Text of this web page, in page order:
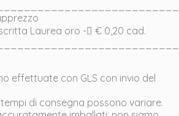
Laurea oro - € 0,20 cad.
effettuate con GLS con invio del
di consegna possono variare.